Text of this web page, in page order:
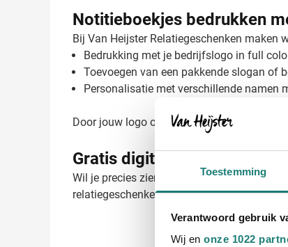
Toestemming
Verantwoord gebruik
Wij en onze 1022
Notitieboekjes bedrukken
Bij Van Heijster Relatiegeschenken maken
Bedrukking met je bedrijfslogo in full
Toevoegen van een pakkende slogan of
Personalisatie met verschillende namen
Door jouw logo op de cover te laten
Gratis digitaal voorbeeld
Wil je precies zien hoe jouw logo eruit
relatiegeschenken zorgen wij voor een